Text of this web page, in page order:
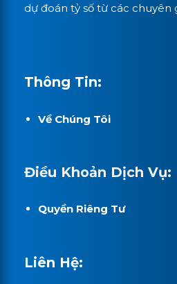
dự đoán tỷ số từ các chuyên
Thông Tin:
Về Chúng Tôi
Điều Khoản Dịch Vụ:
Quyền Riêng Tư
Liên Hệ: